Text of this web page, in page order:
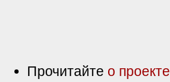
Прочитайте о проекте